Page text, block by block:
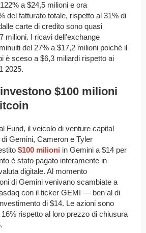
a $24,5 milioni e ora
del fatturato totale, rispetto al 31% di
carte di credito sono quasi
milioni. I ricavi dell'exchange
del 27% a $17,2 milioni poiché il
è sceso a $6,3 miliardi rispetto ai
2025.
$100 milioni
Fund, il veicolo di venture capital
Gemini, Cameron e Tyler
$100 milioni in Gemini a $14 per
è stato pagato interamente in
digitale. Al momento
di Gemini venivano scambiate a
con il ticker GEMI — ben al di
di $14. Le azioni sono
rispetto al loro prezzo di chiusura